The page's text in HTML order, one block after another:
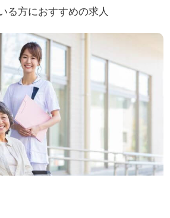
る方におすすめの求人